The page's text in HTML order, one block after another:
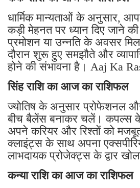
धार्मिक मान्यताओं के अनुसार,
कड़ी मेहनत पर ध्यान दिए जाने
प्रमोशन या उन्नति के अवसर
दौरान शुरू हुए समझौते और
होने की संभावना है। Aaj Ka
सिंह राशि का आज का राशिफल
ज्योतिष के अनुसार प्रोफेशनल
बीच बैलेंस बनाकर चलें। कपल्स
अपने करियर और रिश्तों को
क्लाइंट्स के साथ अपना
लाभदायक प्रोजेक्ट्स के द्वार
कन्या राशि का आज का राशिफल